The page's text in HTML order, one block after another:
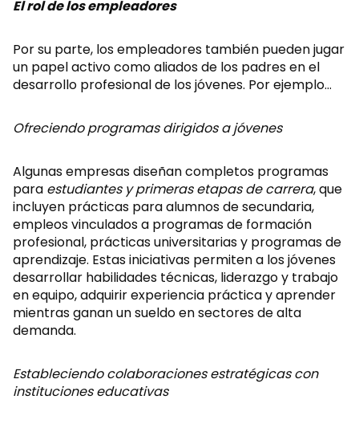
El rol de los empleadores
Por su parte, los empleadores también pueden jugar
un papel activo como aliados de los padres en el
desarrollo profesional de los jóvenes. Por ejemplo…
Ofreciendo programas dirigidos a jóvenes
Algunas empresas diseñan completos programas
para estudiantes y primeras etapas de carrera, que
incluyen prácticas para alumnos de secundaria,
empleos vinculados a programas de formación
profesional, prácticas universitarias y programas de
aprendizaje. Estas iniciativas permiten a los jóvenes
desarrollar habilidades técnicas, liderazgo y trabajo
en equipo, adquirir experiencia práctica y aprender
mientras ganan un sueldo en sectores de alta
demanda.
Estableciendo colaboraciones estratégicas con
instituciones educativas